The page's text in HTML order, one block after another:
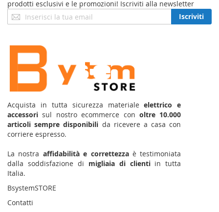
prodotti esclusivi e le promozioni! Iscriviti alla newsletter
Iscriviti
alla
Iscriviti
Acquista in tutta sicurezza materialeelettrico e
accessori sul nostro ecommerce con oltre 10.000
articoli sempre disponibili da ricevere a casa con
corriere espresso.
La nostra affidabilità e correttezzaè testimoniata
dalla soddisfazione di migliaia di clientiin tutta
Italia.
BsystemSTORE
Contatti